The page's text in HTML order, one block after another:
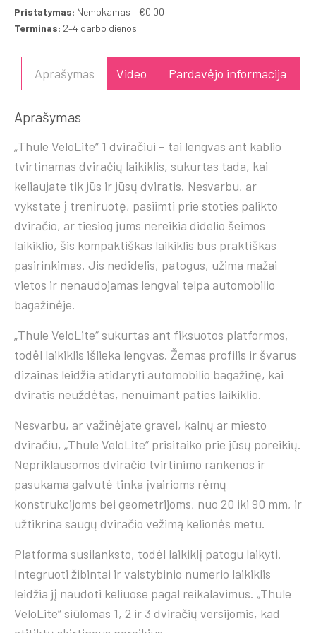
Pristatymas: Nemokamas – €0.00
Terminas: 2–4 darbo dienos
Aprašymas Video Pardavėjo informacija
Aprašymas
„Thule VeloLite“ 1 dviračiui – tai lengvas ant kablio
tvirtinamas dviračių laikiklis, sukurtas tada, kai
keliaujate tik jūs ir jūsų dviratis. Nesvarbu, ar
vykstate į treniruotę, pasiimti prie stoties palikto
dviračio, ar tiesiog jums nereikia didelio šeimos
laikiklio, šis kompaktiškas laikiklis bus praktiškas
pasirinkimas. Jis nedidelis, patogus, užima mažai
vietos ir nenaudojamas lengvai telpa automobilio
bagažinėje.
„Thule VeloLite“ sukurtas ant fiksuotos platformos,
todėl laikiklis išlieka lengvas. Žemas profilis ir švarus
dizainas leidžia atidaryti automobilio bagažinę, kai
dviratis neuždėtas, nenuimant paties laikiklio.
Nesvarbu, ar važinėjate gravel, kalnų ar miesto
dviračiu, „Thule VeloLite“ prisitaiko prie jūsų poreikių.
Nepriklausomos dviračio tvirtinimo rankenos ir
pasukama galvutė tinka įvairioms rėmų
konstrukcijoms bei geometrijoms, nuo 20 iki 90 mm, ir
užtikrina saugų dviračio vežimą kelionės metu.
Platforma susilanksto, todėl laikiklį patogu laikyti.
Integruoti žibintai ir valstybinio numerio laikiklis
leidžia jį naudoti keliuose pagal reikalavimus. „Thule
VeloLite“ siūlomas 1, 2 ir 3 dviračių versijomis, kad